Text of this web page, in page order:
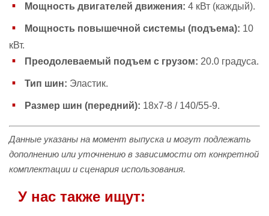
Мощность двигателей движения: 4 кВт (каждый).
Мощность повышечной системы (подъема): 10
кВт.
Преодолеваемый подъем с грузом: 20.0 градуса.
Тип шин: Эластик.
Размер шин (передний): 18х7-8 / 140/55-9.
Данные указаны на момент выпуска и могут подлежать
дополнению или уточнению в зависимости от конкретной
комплектации и сценария использования.
У нас также ищут: